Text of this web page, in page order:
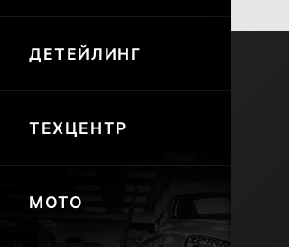
ДЕТЕЙЛИНГ
ТЕХЦЕНТР
МОТО